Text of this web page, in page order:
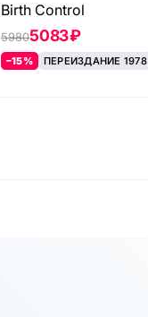
Birth Control
59805083 ₽
–15% ПЕРЕИЗДАНИЕ 1978